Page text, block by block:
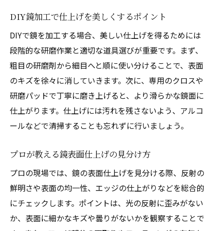
DIY鏡加工で仕上げを美しくするポイント
DIYで鏡を加工する場合、美しい仕上げを得るためには
段階的な研磨作業と適切な道具選びが重要です。まず、
粗目の研磨剤から細目へと順に使い分けることで、表面
のキズを徐々に消していきます。次に、専用のクロスや
研磨パッドで丁寧に磨き上げると、より滑らかな鏡面に
仕上がります。仕上げには汚れを残さないよう、アルコ
ールなどで清掃することも忘れずに行いましょう。
プロが教える鏡表面仕上げの見分け方
プロの現場では、鏡の表面仕上げを見分ける際、反射の
鮮明さや表面の均一性、エッジの仕上がりなどを総合的
にチェックします。ポイントは、光の反射に歪みがない
か、表面に細かなキズや曇りがないかを観察することで